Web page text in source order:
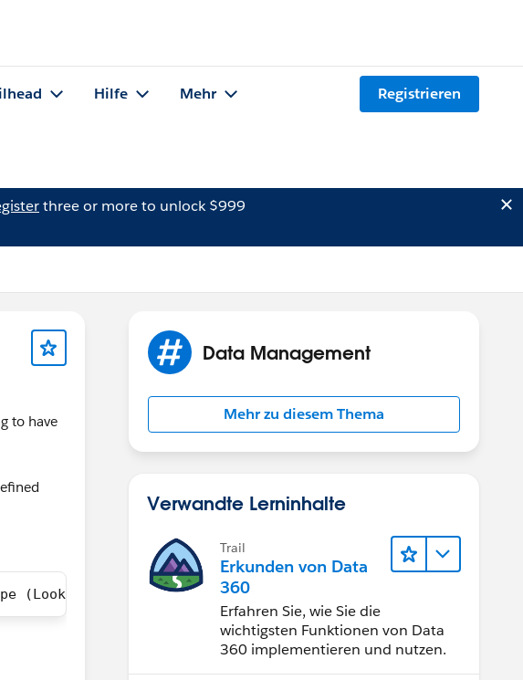
Hilfe Mehr Registrieren
three or more to unlock $999
to have
(Lookup(Account)).
Data Management
Mehr zu diesem Thema
Verwandte Lerninhalte
Trail
Erkunden von Data
360
Erfahren Sie, wie Sie die
wichtigsten Funktionen von Data
360 implementieren und nutzen.